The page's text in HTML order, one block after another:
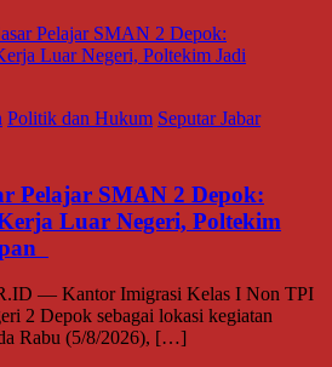
Politik dan Hukum Seputar Jabar
Pelajar SMAN 2 Depok:
Luar Negeri, Poltekim
— Kantor Imigrasi Kelas I Non TPI
2 Depok sebagai lokasi kegiatan
Rabu (5/8/2026), […]